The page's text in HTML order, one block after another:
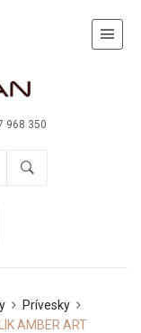
968 350
Prívesky
AMBER ART